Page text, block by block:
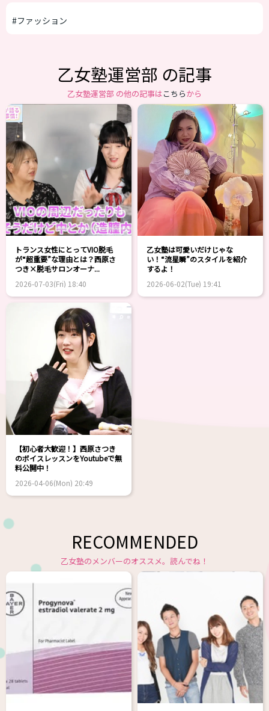
#ファッション
乙女塾運営部 の記事
乙女塾運営部 の他の記事はこちらから
トランス女性にとってVIO脱毛
が“超重要”な理由とは？西原さ
つき×脱毛サロンオーナ...
2026-07-03(Fri) 18:40
乙女塾は可愛いだけじゃな
い！“流星瞬”のスタイルを紹介
するよ！
2026-06-02(Tue) 19:41
【初心者大歓迎！】西原さつき
のボイスレッスンをYoutubeで無
料公開中！
2026-04-06(Mon) 20:49
RECOMMENDED
乙女塾のメンバーのオススメ。読んでね！